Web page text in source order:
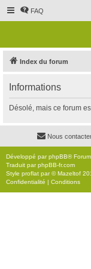
FAQ
Index du forum
Informations
Désolé, mais ce forum
Nous
Développé parphpBB®
Traduit parphpBB-fr.com
Style proflat par ©Mazeltof
Confidentialité | Conditions